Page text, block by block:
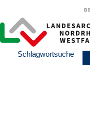
Schlagwortsuche